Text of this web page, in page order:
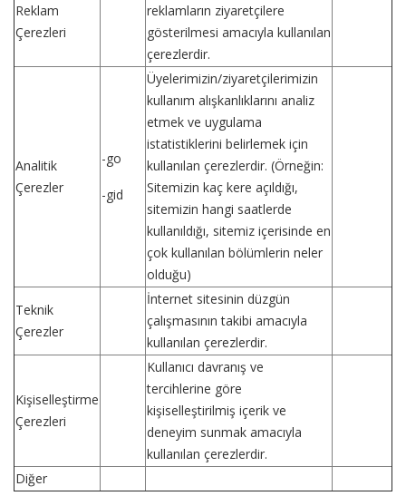
Reklam
Çerezleri
reklamların ziyaretçilere
gösterilmesi amacıyla kullanılan
çerezlerdir.
Analitik
Çerezler
-go
-gid
Üyelerimizin/ziyaretçilerimizin
kullanım alışkanlıklarını analiz
etmek ve uygulama
istatistiklerini belirlemek için
kullanılan çerezlerdir. (Örneğin:
Sitemizin kaç kere açıldığı,
sitemizin hangi saatlerde
kullanıldığı, sitemiz içerisinde en
çok kullanılan bölümlerin neler
olduğu)
Teknik
Çerezler
İnternet sitesinin düzgün
çalışmasının takibi amacıyla
kullanılan çerezlerdir.
Kişiselleştirme
Çerezleri
Kullanıcı davranış ve
tercihlerine göre
kişiselleştirilmiş içerik ve
deneyim sunmak amacıyla
kullanılan çerezlerdir.
Diğer